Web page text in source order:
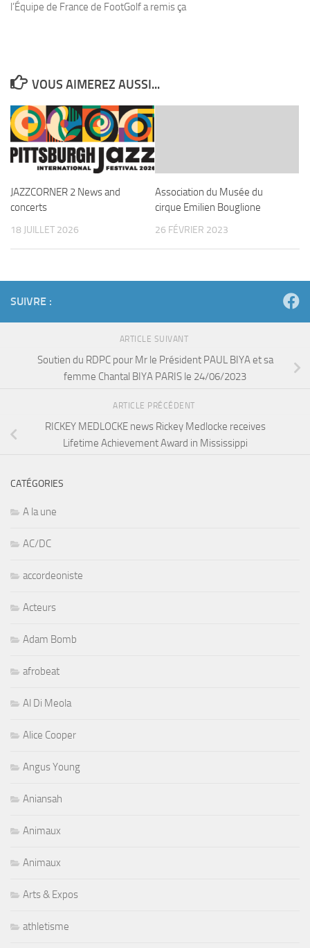
l’Équipe de France de FootGolf a remis ça
VOUS AIMEREZ AUSSI...
JAZZCORNER 2 News and
concerts
18 JUILLET 2026
Association du Musée du
cirque Emilien Bouglione
26 FÉVRIER 2023
SUIVRE :
ARTICLE SUIVANT
Soutien du RDPC pour Mr le Président PAUL BIYA et sa
femme Chantal BIYA PARIS le 24/06/2023
ARTICLE PRÉCÉDENT
RICKEY MEDLOCKE news Rickey Medlocke receives
Lifetime Achievement Award in Mississippi
CATÉGORIES
A la une
AC/DC
accordeoniste
Acteurs
Adam Bomb
afrobeat
Al Di Meola
Alice Cooper
Angus Young
Aniansah
Animaux
Animaux
Arts & Expos
athletisme